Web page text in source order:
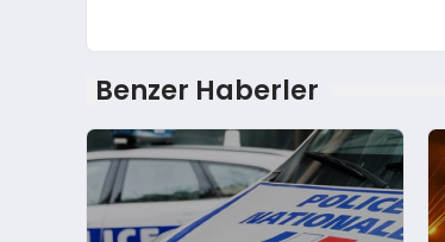
Benzer Haberler